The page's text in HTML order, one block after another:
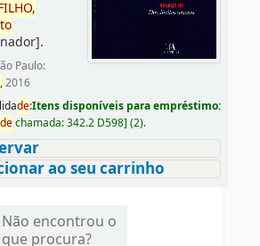
nador].
Paulo:
2016
de:Itens disponíveis para empréstimo:
dechamada:342.2 D598] (2).
ao seu carrinho
Não encontrou o
que procura?